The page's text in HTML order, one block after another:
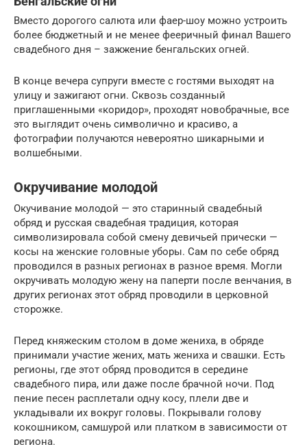
Вместо дорогого салюта или фаер-шоу можно устроить
более бюджетный и не менее фееричный финал Вашего
свадебного дня – зажжение бенгальских огней.
В конце вечера супруги вместе с гостями выходят на
улицу и зажигают огни. Сквозь созданный
приглашенными «коридор», проходят новобрачные, все
это выглядит очень символично и красиво, а
фотографии получаются невероятно шикарными и
волшебными.
Окручивание молодой
Окучивание молодой — это старинный свадебный
обряд и русская свадебная традиция, которая
символизировала собой смену девичьей прически —
косы на женские головные уборы. Сам по себе обряд
проводился в разных регионах в разное время. Могли
окручивать молодую жену на паперти после венчания, в
других регионах этот обряд проводили в церковной
сторожке.
Перед княжеским столом в доме жениха, в обряде
принимали участие жених, мать жениха и свашки. Есть
регионы, где этот обряд проводится в середине
свадебного пира, или даже после брачной ночи. Под
пение песен расплетали одну косу, плели две и
укладывали их вокруг головы. Покрывали голову
кокошником, самшурой или платком в зависимости от
региона.